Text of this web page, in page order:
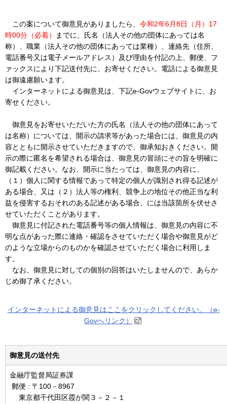
この案について御意見がありましたら、 令和2年6月8日（月）17
時00分（必着）
までに、氏名（法人その他の団体にあっては名
称）、職業（法人その他の団体にあっては業種）、連絡先（住所、
電話番号又は電子メールアドレス）及び理由を付記の上、郵便、フ
ァックスにより下記送付先に、お寄せください。電話による御意見
は御遠慮願います。
インターネットによる御意見は、下記e-Govウェブサイトに、お
寄せください。
御意見をお寄せいただいた方の氏名（法人その他の団体にあって
は名称）については、開示の請求等があった場合には、御意見の内
容とともに開示させていただきますので、御承知おきください。開
示の際に匿名を希望される場合は、御意見の冒頭にその旨を明確に
御記載ください。なお、開示に当たっては、御意見の内容に、
（１）個人に関する情報であって特定の個人が識別され得る記述が
ある場合、又は（２）法人等の権利、競争上の地位その他正当な利
益を侵害するおそれのある記述がある場合、には当該箇所を伏せさ
せていただくことがあります。
御意見に付記された電話番号等の個人情報は、御意見の内容に不
明な点があった際に連絡・確認をさせていただく場合や御意見がど
のような立場からのものかを確認させていただく場合に利用しま
す。
なお、御意見に対しての個別の回答はいたしませんので、あらか
じめ御了承ください。
インターネットによる御意見はここをクリックしてください。（e-
Govへリンク）
御意見の送付先
金融庁監督局証券課
郵便 : 〒100－8967
東京都千代田区霞が関３－２－１